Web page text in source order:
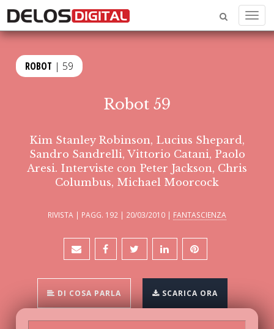
Menu
ROBOT | 59
Robot 59
Kim Stanley Robinson, Lucius Shepard,
Sandro Sandrelli, Vittorio Catani, Paolo
Aresi. Interviste con Peter Jackson, Chris
Columbus, Michael Moorcock
RIVISTA | PAGG. 192 | 20/03/2010 | FANTASCIENZA
DI COSA PARLA SCARICA ORA